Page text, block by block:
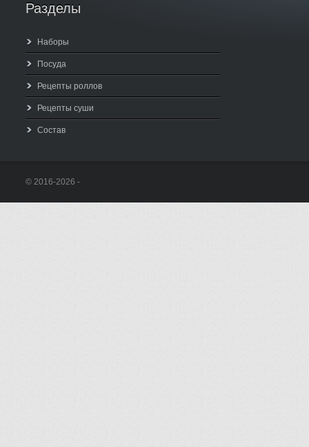
Разделы
Наборы
Посуда
Рецепты роллов
Рецепты суши
Состав
© 2016-2026 -